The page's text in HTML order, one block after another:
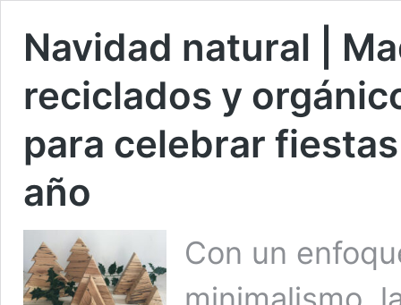
Navidad natural |
reciclados y
para celebrar
año
Con un